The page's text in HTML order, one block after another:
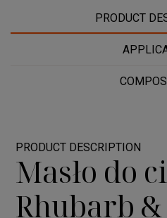
PRODUCT
PRODUCT DESCRIPTION
Masło do
Rhubarb &